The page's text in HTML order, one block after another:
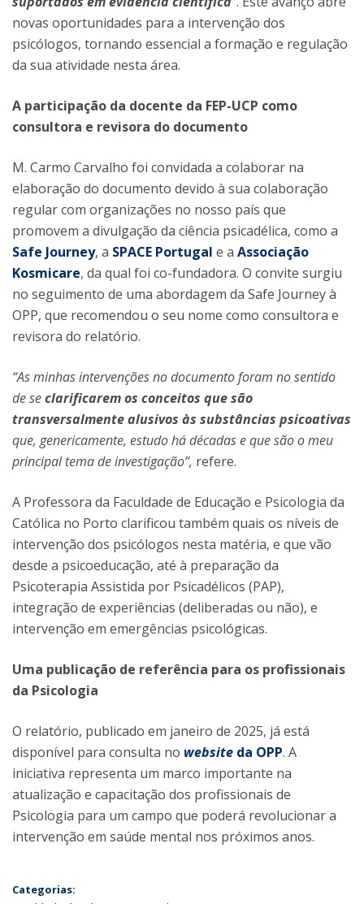
novas oportunidades para a intervenção dos
psicólogos, tornando essencial a formação e regulação
da sua atividade nesta área.
A participação da docente da FEP-UCP como
consultora e revisora do documento
M. Carmo Carvalho foi convidada a colaborar na
elaboração do documento devido à sua colaboração
regular com organizações no nosso país que
promovem a divulgação da ciência psicadélica, como a
Safe Journey, a SPACE Portugal e a Associação
Kosmicare, da qual foi co-fundadora. O convite surgiu
no seguimento de uma abordagem da Safe Journey à
OPP, que recomendou o seu nome como consultora e
revisora do relatório.
“As minhas intervenções no documento foram no sentido
de seclarificarem os conceitos que são
transversalmente alusivos às substâncias psicoativas
que, genericamente, estudo há décadas e que são o meu
principal tema de investigação”, refere.
A Professora da Faculdade de Educação e Psicologia da
Católica no Porto clarificou também quais os níveis de
intervenção dos psicólogos nesta matéria, e que vão
desde a psicoeducação, até à preparação da
Psicoterapia Assistida por Psicadélicos (PAP),
integração de experiências (deliberadas ou não), e
intervenção em emergências psicológicas.
Uma publicação de referência para os profissionais
da Psicologia
O relatório, publicado em janeiro de 2025, já está
disponível para consulta no website da OPP. A
iniciativa representa um marco importante na
atualização e capacitação dos profissionais de
Psicologia para um campo que poderá revolucionar a
intervenção em saúde mental nos próximos anos.
Categorias: